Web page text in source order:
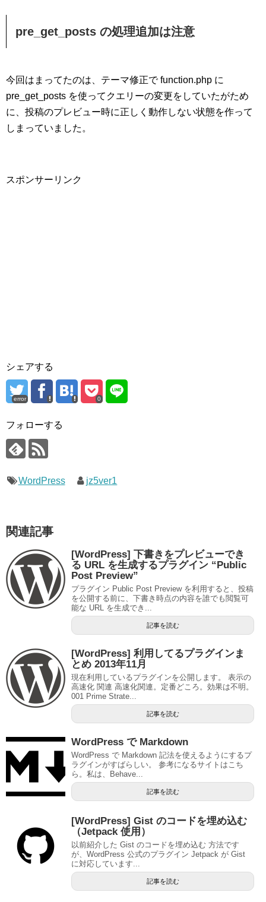
pre_get_posts の処理追加は注意
今回はまってたのは、テーマ修正で function.php に
pre_get_posts を使ってクエリーの変更をしていたがため
に、投稿のプレビュー時に正しく動作しない状態を作って
しまっていました。
スポンサーリンク
シェアする
error 0
フォローする
WordPress jz5ver1
関連記事
[WordPress] 下書きをプレビューでき
る URL を生成するプラグイン “Public
Post Preview”
プラグイン Public Post Preview を利用すると、投稿
を公開する前に、下書き時点の内容を誰でも閲覧可
能な URL を生成でき...
記事を読む
[WordPress] 利用してるプラグインま
とめ 2013年11月
現在利用しているプラグインを公開します。 表示の
高速化 関連 高速化関連。定番どころ。効果は不明。
001 Prime Strate...
記事を読む
WordPress で Markdown
WordPress で Markdown 記法を使えるようにするプ
ラグインがすばらしい。 参考になるサイトはこち
ら。私は、Behave...
記事を読む
[WordPress] Gist のコードを埋め込む
（Jetpack 使用）
以前紹介した Gist のコードを埋め込む 方法です
が、WordPress 公式のプラグイン Jetpack が Gist
に対応しています...
記事を読む